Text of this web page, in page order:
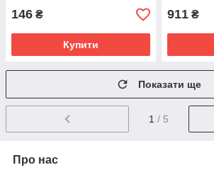
146 ₴
Купити
911 ₴
Показати ще
1 / 5
Про нас